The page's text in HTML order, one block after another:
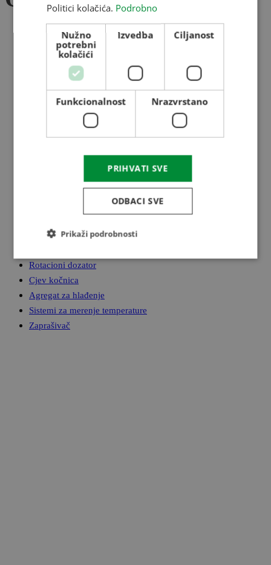
Preklopke
Ljestve i podesti
Cjevi i obujnice
Rotacioni dozator
Agregat za hlađenje
Sistemi za provetravanje
Ljestve i podesti
Rotacioni dozator
Cjev kočnica
Agregat za hlađenje
Sistemi za merenje temperature
Zaprašivač
Politici kolačića. Podrobno
Nužno
potrebni
kolačići
Izvedba Ciljanost
Funkcionalnost Nrazvrstano
PRIHVATI SVE
ODBACI SVE
Prikaži podrobnosti